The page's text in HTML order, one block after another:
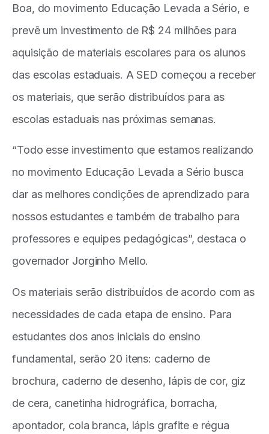
Boa, do movimento Educação Levada a Sério, e
prevê um investimento de R$ 24 milhões para
aquisição de materiais escolares para os alunos
das escolas estaduais. A SED começou a receber
os materiais, que serão distribuídos para as
escolas estaduais nas próximas semanas.
“Todo esse investimento que estamos realizando
no movimento Educação Levada a Sério busca
dar as melhores condições de aprendizado para
nossos estudantes e também de trabalho para
professores e equipes pedagógicas”, destaca o
governador Jorginho Mello.
Os materiais serão distribuídos de acordo com as
necessidades de cada etapa de ensino. Para
estudantes dos anos iniciais do ensino
fundamental, serão 20 itens: caderno de
brochura, caderno de desenho, lápis de cor, giz
de cera, canetinha hidrográfica, borracha,
apontador, cola branca, lápis grafite e régua